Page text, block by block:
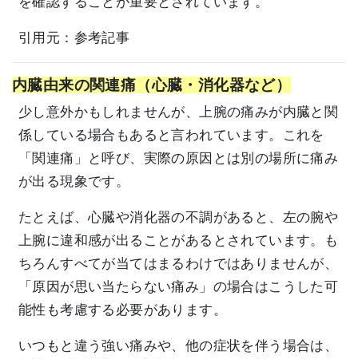
引用元： 参考記事
内臓由来の関連痛（心臓・消化器など）
少し意外かもしれませんが、上腕の痛みが内臓と関
係している場合もあると言われています。これを
「関連痛」と呼び、実際の原因とは別の場所に痛み
が出る現象です。
たとえば、心臓や消化器の不調があると、左の腕や
上腕に違和感が出ることがあるとされています。も
ちろんすべてが当てはまるわけではありませんが、
「原因が思い当たらない痛み」の場合はこうした可
能性も考慮する必要があります。
いつもと違う強い痛みや、他の症状を伴う場合は、